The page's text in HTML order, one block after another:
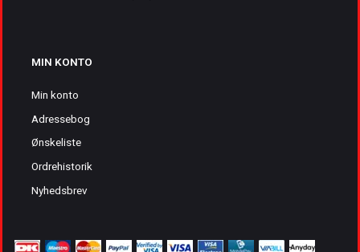
MIN KONTO
Min konto
Adressebog
Ønskeliste
Ordrehistorik
Nyhedsbrev